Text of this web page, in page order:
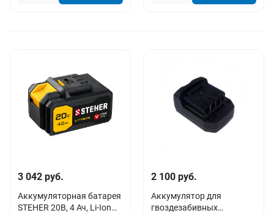
3 042 руб.
Аккумуляторная батарея
STEHER 20В, 4 Ач, Li-Ion
2 100 руб.
Аккумулятор для
гвоздезабивных